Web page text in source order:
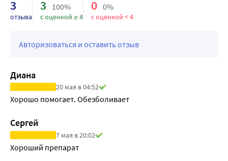
3
отзыва
3 100%
с оценкой ≥ 4
0 0%
с оценкой < 4
Авторизоваться и оставить отзыв
Диана
20 мая в 04:52
Хорошо помогает. Обезболивает
Сергей
7 мая в 20:02
Хороший препарат